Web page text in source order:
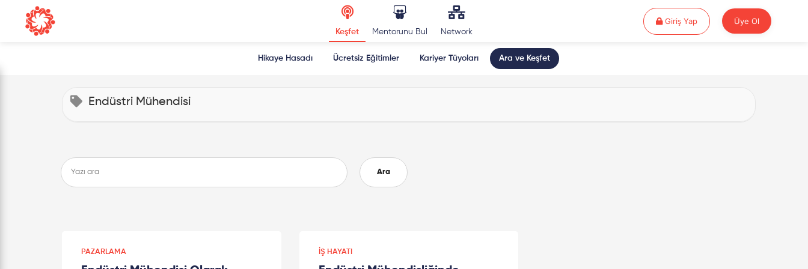
Keşfet Mentorunu Bul Network
Giriş YapGiriş Yap Üye Ol
Hikaye Hasadı Ücretsiz Eğitimler Kariyer Tüyoları Ara ve Keşfet
Endüstri Mühendisi
Ara
PAZARLAMA İŞ HAYATI